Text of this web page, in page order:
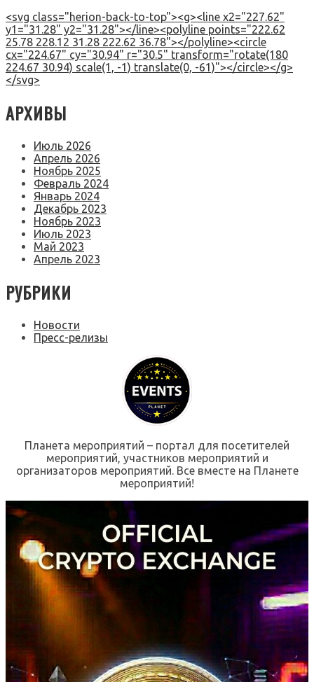
<svg class="herion-back-to-top"><g><line x2="227.62"
y1="31.28" y2="31.28"></line><polyline points="222.62
25.78 228.12 31.28 222.62 36.78"></polyline><circle
cx="224.67" cy="30.94" r="30.5" transform="rotate(180
224.67 30.94) scale(1, -1) translate(0, -61)"></circle></g>
</svg>
АРХИВЫ
Июль 2026
Апрель 2026
Ноябрь 2025
Февраль 2024
Январь 2024
Декабрь 2023
Ноябрь 2023
Июль 2023
Май 2023
Апрель 2023
РУБРИКИ
Новости
Пресс-релизы
Планета мероприятий – портал для посетителей
мероприятий, участников мероприятий и
организаторов мероприятий. Все вместе на Планете
мероприятий!